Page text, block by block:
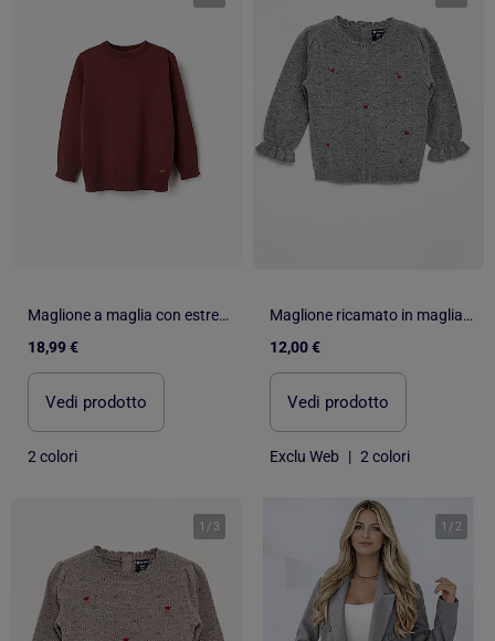
Maglione a maglia con estremità a coste
18,99 €
Vedi prodotto
2 colori
Maglione ricamato in maglia traforata
12,00 €
Vedi prodotto
Exclu Web | 2 colori
1 / 3 1 / 2